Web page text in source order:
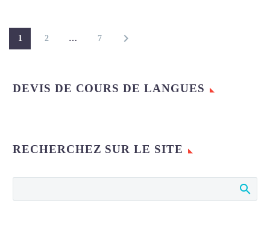
1 2 … 7
DEVIS DE COURS DE LANGUES
RECHERCHEZ SUR LE SITE